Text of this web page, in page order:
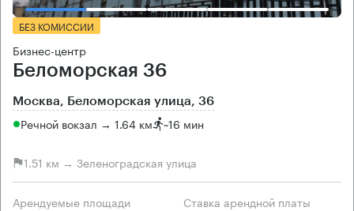
БЕЗ КОМИССИИ
Бизнес-центр
Беломорская 36
Москва, Беломорская улица, 36
Речной вокзал → 1.64 км ~16 мин
1.51 км → Зеленоградская улица
Арендуемые площади Ставка арендной платы